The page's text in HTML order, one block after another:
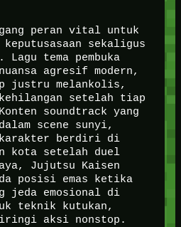
peran vital untuk
keputusasaan sekaligus
tema pembuka
agresif modern,
justru melankolis,
kehilangan setelah tiap
soundtrack yang
scene sunyi,
berdiri di
kota setelah duel
Jujutsu Kaisen
posisi emas ketika
jeda emosional di
teknik kutukan,
aksi nonstop.